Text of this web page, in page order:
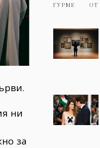
ни
за
ГУРМЕ ОТ